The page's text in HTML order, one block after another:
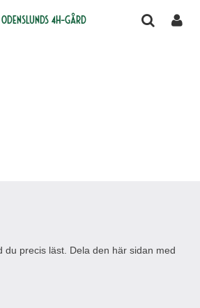
Odenslunds 4H-gård
du precis läst. Dela den här sidan med